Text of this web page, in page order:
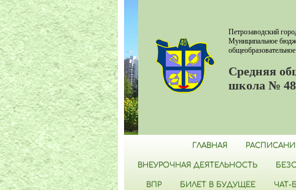
Петрозаводский
Муниципальное
Средняя
школа № 48
ГЛАВНАЯ
ВНЕУРОЧНАЯ ДЕЯТЕЛЬНОСТЬ
ВПР БИЛЕТ В БУДУЩЕЕ ЧАТ-